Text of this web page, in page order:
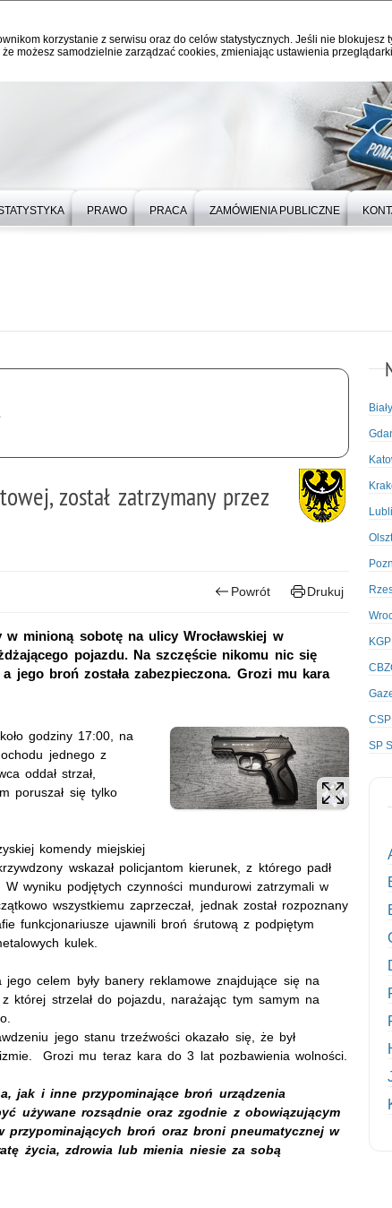
korzystanie z serwisu oraz do celów statystycznych. Jeśli nie blokujesz
możesz samodzielnie zarządzać cookies, zmieniając ustawienia
PRAWO PRACA ZAMÓWIENIA PUBLICZNE
został zatrzymany przez
Powrót Drukuj
w minioną sobotę na ulicy Wrocławskiej w
pojazdu. Na szczęście nikomu nic się
jego broń została zabezpieczona. Grozi mu kara
godziny 17:00, na
jednego z
oddał strzał,
poruszał się tylko
komendy miejskiej
wskazał policjantom kierunek, z którego padł
wyniku podjętych czynności mundurowi zatrzymali w
wszystkiemu zaprzeczał, jednak został rozpoznany
funkcjonariusze ujawnili broń śrutową z podpiętym
kulek.
jego celem były banery reklamowe znajdujące się na
której strzelał do pojazdu, narażając tym samym na
jego stanu trzeźwości okazało się, że był
Grozi mu teraz kara do 3 lat pozbawienia wolności.
jak i inne przypominające broń urządzenia
używane rozsądnie oraz zgodnie z obowiązującym
przypominających broń oraz broni pneumatycznej w
życia, zdrowia lub mienia niesie za sobą
KGP
SP